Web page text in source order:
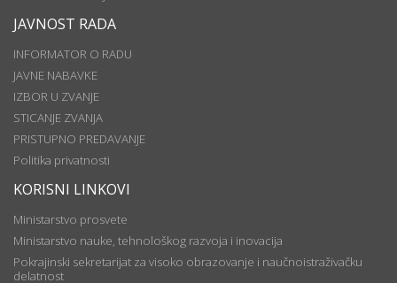
JAVNOST RADA
INFORMATOR O RADU
JAVNE NABAVKE
IZBOR U ZVANJE
STICANJE ZVANJA
PRISTUPNO PREDAVANJE
Politika privatnosti
KORISNI LINKOVI
Ministarstvo prosvete
Ministarstvo nauke, tehnološkog razvoja i inovacija
Pokrajinski sekretarijat za visoko obrazovanje i naučnoistraživačku
delatnost